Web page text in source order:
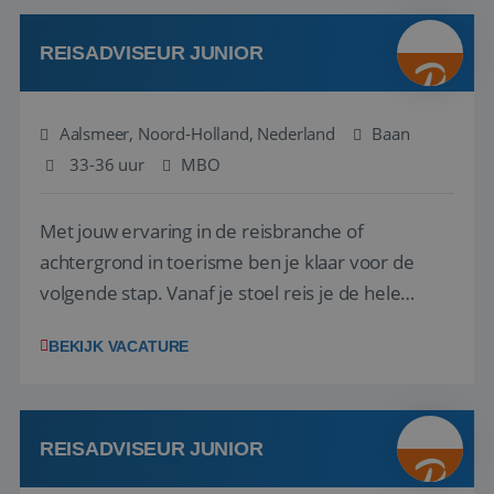
werken: of het nu gaat om vragen ...
REISADVISEUR JUNIOR
Aalsmeer, Noord-Holland, Nederland
Baan
33-36 uur
MBO
Met jouw ervaring in de reisbranche of
achtergrond in toerisme ben je klaar voor de
volgende stap. Vanaf je stoel reis je de hele
wensen van je team, je klant en wat er in de
klanten te overtuigen om die droomreis te
boeken! ...
BEKIJK VACATURE
REISADVISEUR JUNIOR